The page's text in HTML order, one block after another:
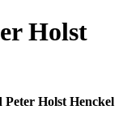
Holst
Holst Henckel